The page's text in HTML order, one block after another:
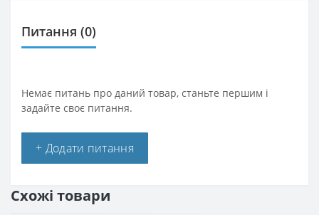
Питання (0)
Немає питань про даний товар, станьте першим і
задайте своє питання.
+ Додати питання
Схожі товари